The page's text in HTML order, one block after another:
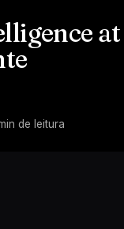
at
de leitura